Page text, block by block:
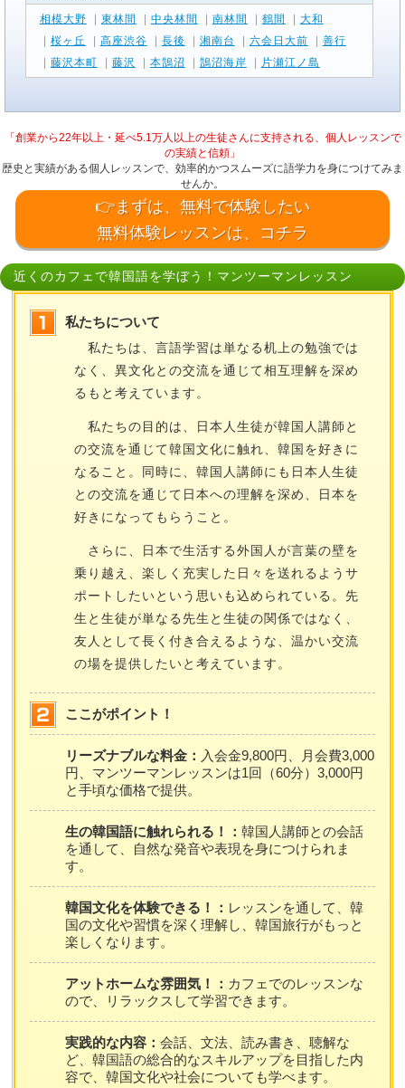
相模大野 東林間 中央林間 南林間 鶴間
大和
桜ヶ丘 高座渋谷 長後 湘南台 六会日大前
善行
藤沢本町 藤沢 本鵠沼 鵠沼海岸 片瀬江ノ島
「創業から22年以上・延べ5.1万人以上の生徒さんに支持される、個人レッスンで
の実績と信頼」
歴史と実績がある個人レッスンで、効率的かつスムーズに語学力を身につけてみま
せんか。
👉まずは、無料で体験したい
無料体験レッスンは、コチラ
近くのカフェで韓国語を学ぼう！マンツーマンレッスン
私たちについて
私たちは、言語学習は単なる机上の勉強では
なく、異文化との交流を通じて相互理解を深め
るもと考えています。
私たちの目的は、日本人生徒が韓国人講師と
の交流を通じて韓国文化に触れ、韓国を好きに
なること。同時に、韓国人講師にも日本人生徒
との交流を通じて日本への理解を深め、日本を
好きになってもらうこと。
さらに、日本で生活する外国人が言葉の壁を
乗り越え、楽しく充実した日々を送れるようサ
ポートしたいという思いも込められている。先
生と生徒が単なる先生と生徒の関係ではなく、
友人として長く付き合えるような、温かい交流
の場を提供したいと考えています。
ここがポイント！
リーズナブルな料金： 入会金9,800円、月会費3,000
円、マンツーマンレッスンは1回（60分）3,000円
と手頃な価格で提供。
生の韓国語に触れられる！：韓国人講師との会話
を通して、自然な発音や表現を身につけられま
す。
韓国文化を体験できる！： レッスンを通して、韓
国の文化や習慣を深く理解し、韓国旅行がもっと
楽しくなります。
アットホームな雰囲気！： カフェでのレッスンな
ので、リラックスして学習できます。
実践的な内容：会話、文法、読み書き、聴解な
ど、韓国語の総合的なスキルアップを目指した内
容で、韓国文化や社会についても学べます。